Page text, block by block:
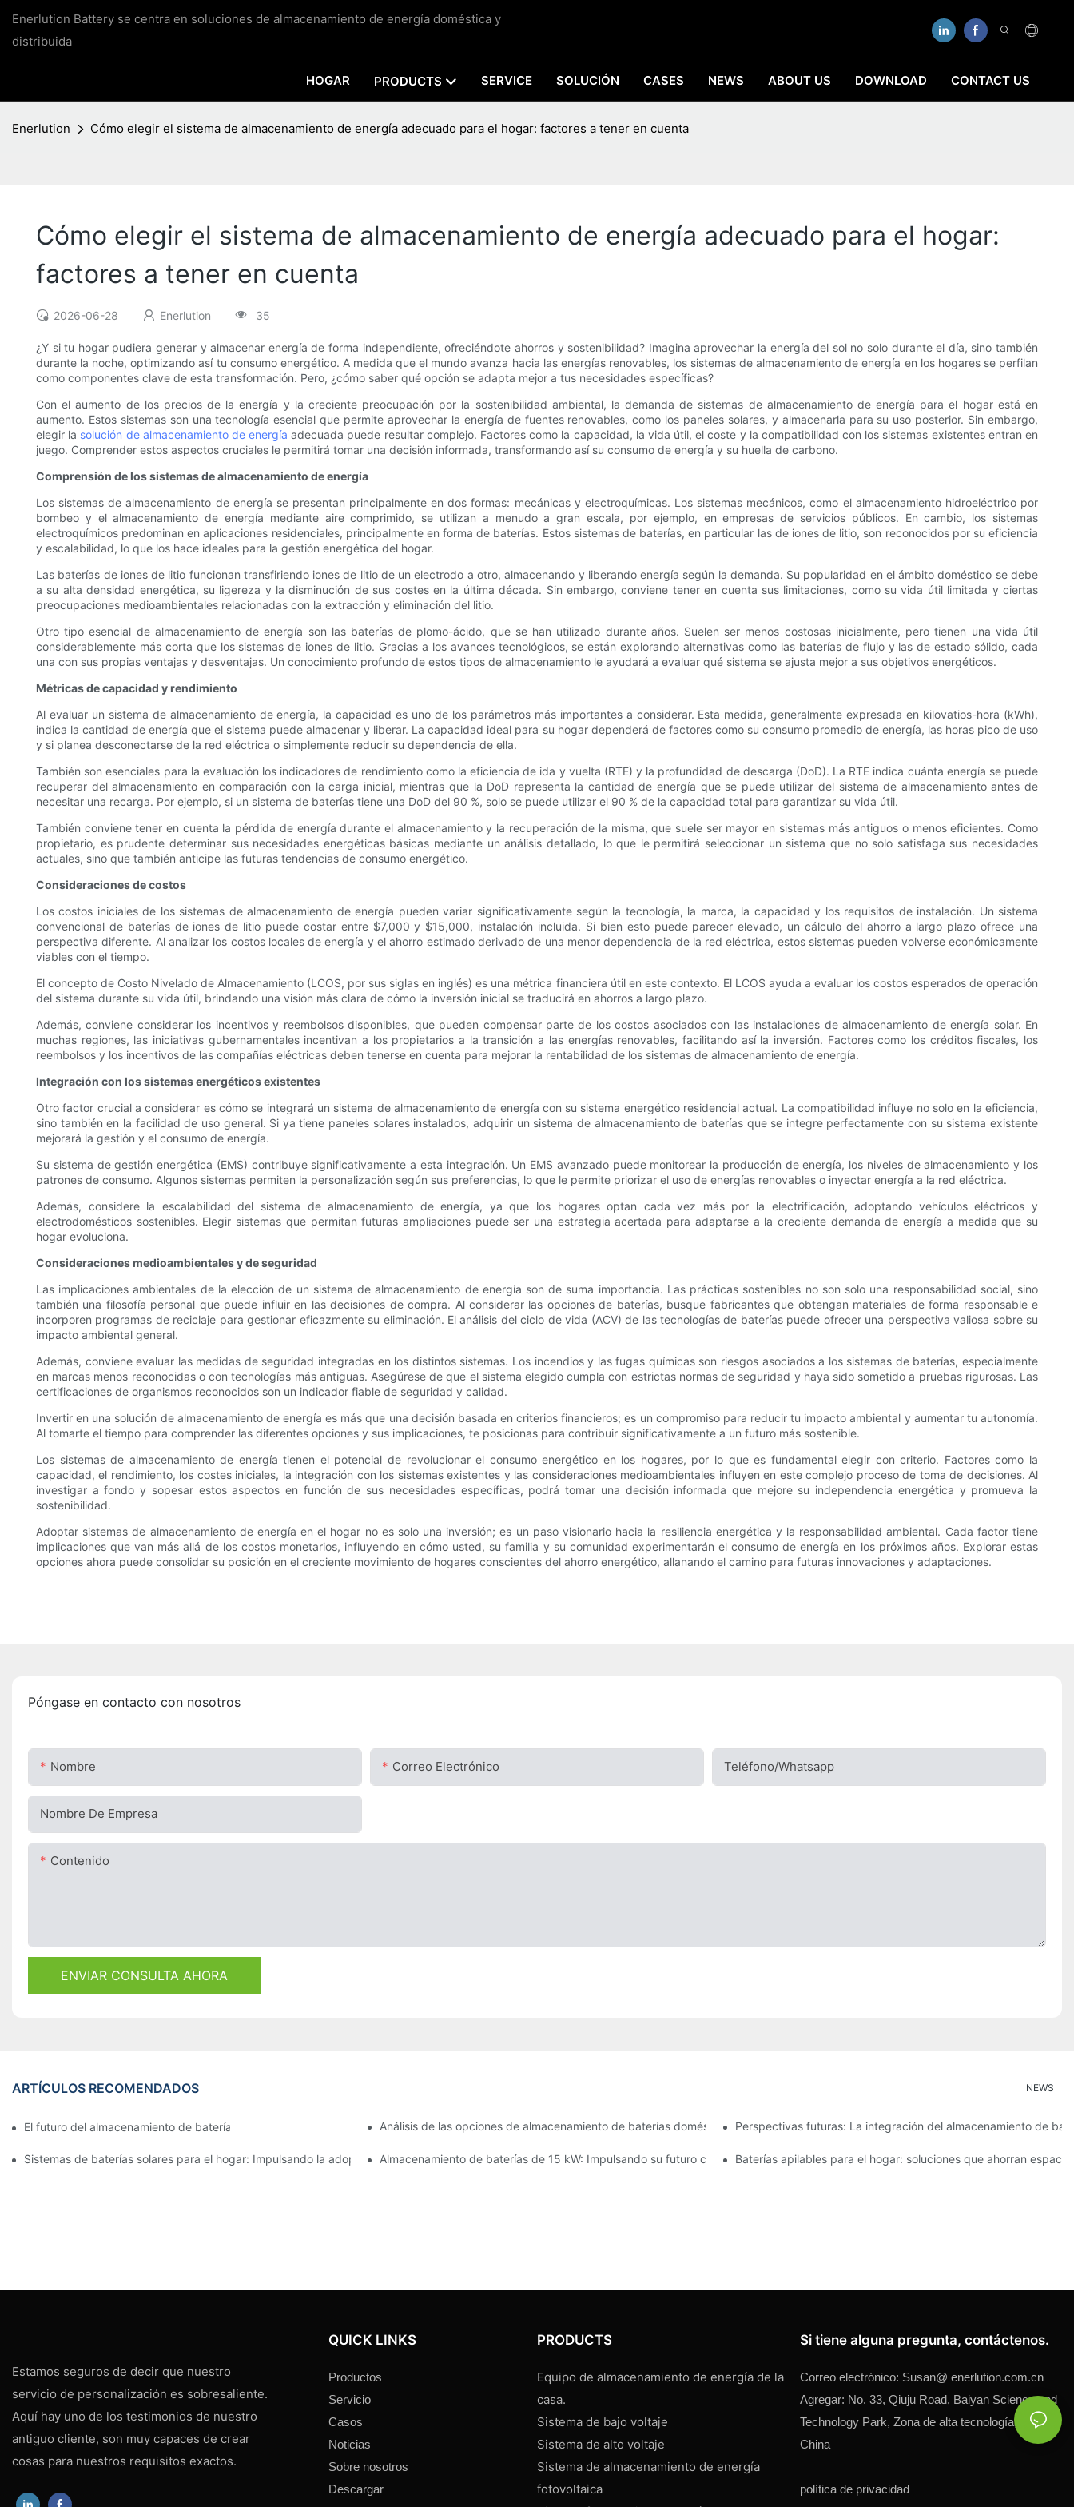
Enerlution Battery se centra en soluciones de almacenamiento de energía doméstica y
distribuida
HOGAR PRODUCTS SERVICE SOLUCIÓN CASES NEWS ABOUT US DOWNLOAD CONTACT US
Enerlution Cómo elegir el sistema de almacenamiento de energía adecuado para el hogar: factores a tener en cuenta
Cómo elegir el sistema de almacenamiento de energía adecuado para el hogar:
factores a tener en cuenta
2026-06-28 Enerlution 35
¿Y si tu hogar pudiera generar y almacenar energía de forma independiente, ofreciéndote ahorros y sostenibilidad? Imagina aprovechar la energía del sol no solo durante el día, sino también
durante la noche, optimizando así tu consumo energético. A medida que el mundo avanza hacia las energías renovables, los sistemas de almacenamiento de energía en los hogares se perfilan
como componentes clave de esta transformación. Pero, ¿cómo saber qué opción se adapta mejor a tus necesidades específicas?
Con el aumento de los precios de la energía y la creciente preocupación por la sostenibilidad ambiental, la demanda de sistemas de almacenamiento de energía para el hogar está en
aumento. Estos sistemas son una tecnología esencial que permite aprovechar la energía de fuentes renovables, como los paneles solares, y almacenarla para su uso posterior. Sin embargo,
elegir la solución de almacenamiento de energía adecuada puede resultar complejo. Factores como la capacidad, la vida útil, el coste y la compatibilidad con los sistemas existentes entran en
juego. Comprender estos aspectos cruciales le permitirá tomar una decisión informada, transformando así su consumo de energía y su huella de carbono.
Comprensión de los sistemas de almacenamiento de energía
Los sistemas de almacenamiento de energía se presentan principalmente en dos formas: mecánicas y electroquímicas. Los sistemas mecánicos, como el almacenamiento hidroeléctrico por
bombeo y el almacenamiento de energía mediante aire comprimido, se utilizan a menudo a gran escala, por ejemplo, en empresas de servicios públicos. En cambio, los sistemas
electroquímicos predominan en aplicaciones residenciales, principalmente en forma de baterías. Estos sistemas de baterías, en particular las de iones de litio, son reconocidos por su eficiencia
y escalabilidad, lo que los hace ideales para la gestión energética del hogar.
Las baterías de iones de litio funcionan transfiriendo iones de litio de un electrodo a otro, almacenando y liberando energía según la demanda. Su popularidad en el ámbito doméstico se debe
a su alta densidad energética, su ligereza y la disminución de sus costes en la última década. Sin embargo, conviene tener en cuenta sus limitaciones, como su vida útil limitada y ciertas
preocupaciones medioambientales relacionadas con la extracción y eliminación del litio.
Otro tipo esencial de almacenamiento de energía son las baterías de plomo-ácido, que se han utilizado durante años. Suelen ser menos costosas inicialmente, pero tienen una vida útil
considerablemente más corta que los sistemas de iones de litio. Gracias a los avances tecnológicos, se están explorando alternativas como las baterías de flujo y las de estado sólido, cada
una con sus propias ventajas y desventajas. Un conocimiento profundo de estos tipos de almacenamiento le ayudará a evaluar qué sistema se ajusta mejor a sus objetivos energéticos.
Métricas de capacidad y rendimiento
Al evaluar un sistema de almacenamiento de energía, la capacidad es uno de los parámetros más importantes a considerar. Esta medida, generalmente expresada en kilovatios-hora (kWh),
indica la cantidad de energía que el sistema puede almacenar y liberar. La capacidad ideal para su hogar dependerá de factores como su consumo promedio de energía, las horas pico de uso
y si planea desconectarse de la red eléctrica o simplemente reducir su dependencia de ella.
También son esenciales para la evaluación los indicadores de rendimiento como la eficiencia de ida y vuelta (RTE) y la profundidad de descarga (DoD). La RTE indica cuánta energía se puede
recuperar del almacenamiento en comparación con la carga inicial, mientras que la DoD representa la cantidad de energía que se puede utilizar del sistema de almacenamiento antes de
necesitar una recarga. Por ejemplo, si un sistema de baterías tiene una DoD del 90 %, solo se puede utilizar el 90 % de la capacidad total para garantizar su vida útil.
También conviene tener en cuenta la pérdida de energía durante el almacenamiento y la recuperación de la misma, que suele ser mayor en sistemas más antiguos o menos eficientes. Como
propietario, es prudente determinar sus necesidades energéticas básicas mediante un análisis detallado, lo que le permitirá seleccionar un sistema que no solo satisfaga sus necesidades
actuales, sino que también anticipe las futuras tendencias de consumo energético.
Consideraciones de costos
Los costos iniciales de los sistemas de almacenamiento de energía pueden variar significativamente según la tecnología, la marca, la capacidad y los requisitos de instalación. Un sistema
convencional de baterías de iones de litio puede costar entre $7,000 y $15,000, instalación incluida. Si bien esto puede parecer elevado, un cálculo del ahorro a largo plazo ofrece una
perspectiva diferente. Al analizar los costos locales de energía y el ahorro estimado derivado de una menor dependencia de la red eléctrica, estos sistemas pueden volverse económicamente
viables con el tiempo.
El concepto de Costo Nivelado de Almacenamiento (LCOS, por sus siglas en inglés) es una métrica financiera útil en este contexto. El LCOS ayuda a evaluar los costos esperados de operación
del sistema durante su vida útil, brindando una visión más clara de cómo la inversión inicial se traducirá en ahorros a largo plazo.
Además, conviene considerar los incentivos y reembolsos disponibles, que pueden compensar parte de los costos asociados con las instalaciones de almacenamiento de energía solar. En
muchas regiones, las iniciativas gubernamentales incentivan a los propietarios a la transición a las energías renovables, facilitando así la inversión. Factores como los créditos fiscales, los
reembolsos y los incentivos de las compañías eléctricas deben tenerse en cuenta para mejorar la rentabilidad de los sistemas de almacenamiento de energía.
Integración con los sistemas energéticos existentes
Otro factor crucial a considerar es cómo se integrará un sistema de almacenamiento de energía con su sistema energético residencial actual. La compatibilidad influye no solo en la eficiencia,
sino también en la facilidad de uso general. Si ya tiene paneles solares instalados, adquirir un sistema de almacenamiento de baterías que se integre perfectamente con su sistema existente
mejorará la gestión y el consumo de energía.
Su sistema de gestión energética (EMS) contribuye significativamente a esta integración. Un EMS avanzado puede monitorear la producción de energía, los niveles de almacenamiento y los
patrones de consumo. Algunos sistemas permiten la personalización según sus preferencias, lo que le permite priorizar el uso de energías renovables o inyectar energía a la red eléctrica.
Además, considere la escalabilidad del sistema de almacenamiento de energía, ya que los hogares optan cada vez más por la electrificación, adoptando vehículos eléctricos y
electrodomésticos sostenibles. Elegir sistemas que permitan futuras ampliaciones puede ser una estrategia acertada para adaptarse a la creciente demanda de energía a medida que su
hogar evoluciona.
Consideraciones medioambientales y de seguridad
Las implicaciones ambientales de la elección de un sistema de almacenamiento de energía son de suma importancia. Las prácticas sostenibles no son solo una responsabilidad social, sino
también una filosofía personal que puede influir en las decisiones de compra. Al considerar las opciones de baterías, busque fabricantes que obtengan materiales de forma responsable e
incorporen programas de reciclaje para gestionar eficazmente su eliminación. El análisis del ciclo de vida (ACV) de las tecnologías de baterías puede ofrecer una perspectiva valiosa sobre su
impacto ambiental general.
Además, conviene evaluar las medidas de seguridad integradas en los distintos sistemas. Los incendios y las fugas químicas son riesgos asociados a los sistemas de baterías, especialmente
en marcas menos reconocidas o con tecnologías más antiguas. Asegúrese de que el sistema elegido cumpla con estrictas normas de seguridad y haya sido sometido a pruebas rigurosas. Las
certificaciones de organismos reconocidos son un indicador fiable de seguridad y calidad.
Invertir en una solución de almacenamiento de energía es más que una decisión basada en criterios financieros; es un compromiso para reducir tu impacto ambiental y aumentar tu autonomía.
Al tomarte el tiempo para comprender las diferentes opciones y sus implicaciones, te posicionas para contribuir significativamente a un futuro más sostenible.
Los sistemas de almacenamiento de energía tienen el potencial de revolucionar el consumo energético en los hogares, por lo que es fundamental elegir con criterio. Factores como la
capacidad, el rendimiento, los costes iniciales, la integración con los sistemas existentes y las consideraciones medioambientales influyen en este complejo proceso de toma de decisiones. Al
investigar a fondo y sopesar estos aspectos en función de sus necesidades específicas, podrá tomar una decisión informada que mejore su independencia energética y promueva la
sostenibilidad.
Adoptar sistemas de almacenamiento de energía en el hogar no es solo una inversión; es un paso visionario hacia la resiliencia energética y la responsabilidad ambiental. Cada factor tiene
implicaciones que van más allá de los costos monetarios, influyendo en cómo usted, su familia y su comunidad experimentarán el consumo de energía en los próximos años. Explorar estas
opciones ahora puede consolidar su posición en el creciente movimiento de hogares conscientes del ahorro energético, allanando el camino para futuras innovaciones y adaptaciones.
Póngase en contacto con nosotros
Nombre Correo Electrónico Teléfono/whatsapp
Nombre De Empresa
Contenido
ENVIAR CONSULTA AHORA
ARTÍCULOS RECOMENDADOS NEWS
El futuro del almacenamiento de baterías comerciales: tendencias e innovacionesAnálisis de las opciones de almacenamiento de baterías domésticas Perspectivas futuras: La integración del almacenamiento de
Sistemas de baterías solares para el hogar: Impulsando la adopción de energías renovablesAlmacenamiento de baterías de 15 kW: Impulsando su futuro con confianzaBaterías apilables para el hogar: soluciones que ahorran
Estamos seguros de decir que nuestro
servicio de personalización es sobresaliente.
Aquí hay uno de los testimonios de nuestro
antiguo cliente, son muy capaces de crear
cosas para nuestros requisitos exactos.
QUICK LINKS
Productos
Servicio
Casos
Noticias
Sobre nosotros
Descargar
PRODUCTS
Equipo de almacenamiento de energía de la
casa.
Sistema de bajo voltaje
Sistema de alto voltaje
Sistema de almacenamiento de energía
fotovoltaica
Si tiene alguna pregunta, contáctenos.
Correo electrónico: Susan@ enerlution.com.cn
Agregar: No. 33, Qiuju Road, Baiyan Science and
Technology Park, Zona de alta tecnología, Hefei,
China
política de privacidad